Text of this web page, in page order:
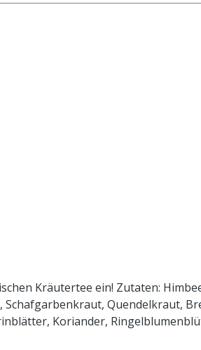
Kräutertee ein! Zutaten:
Quendelkraut,
Koriander,